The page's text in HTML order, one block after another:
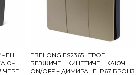
ЧЕРЕН
EBELONG ES2365 · ТРОЕН
БЕЗЖИЧЕН КИНЕТИЧЕН КЛЮЧ
ON/OFF + ДИМИРАНЕ IP67 БРОНЗ